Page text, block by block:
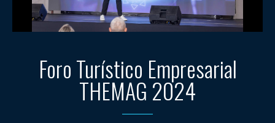
Foro Turístico Empresarial
THEMAG 2024